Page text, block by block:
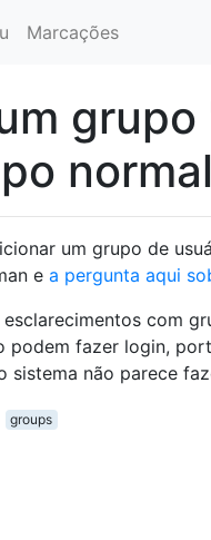
Marcações
um grupo de
e a pergunta aqui
esclarecimentos com
podem fazer login,
sistema não parece
groups